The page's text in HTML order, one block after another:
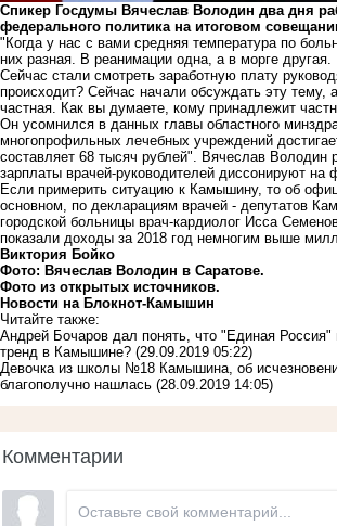
Спикер Госдумы Вячеслав Володин два дня
федерального политика на итоговом
"Когда у нас с вами средняя температура по
них разная. В реанимации одна, а в морге
Сейчас стали смотреть заработную плату
происходит? Сейчас начали обсуждать эту тему,
частная. Как вы думаете, кому принадлежит
Он усомнился в данных главы областного
многопрофильных лечебных учреждений
составляет 68 тысяч рублей". Вячеслав
зарплаты врачей-руководителей диссонируют на
Если примерить ситуацию к Камышину, то об
основном, по декларациям врачей - депутатов
городской больницы врач-кардиолог Исса
показали доходы за 2018 год немногим выше
Виктория Бойко
Фото: Вячеслав Володин в Саратове.
Фото из открытых источников.
Новости на Блoкнoт-Камышин
Читайте также:
Андрей Бочаров дал понять, что "Единая
тренд в Камышине? (29.09.2019 05:22)
Девочка из школы №18 Камышина, об
благополучно нашлась (28.09.2019 14:05)
Комментарии